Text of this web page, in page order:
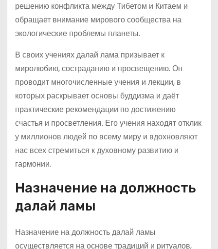
решению конфликта между Тибетом и Китаем и
обращает внимание мирового сообщества на
экологические проблемы планеты.
В своих учениях далай лама призывает к
миролюбию, состраданию и просвещению. Он
проводит многочисленные учения и лекции, в
которых раскрывает основы буддизма и даёт
практические рекомендации по достижению
счастья и просветления. Его учения находят отклик
у миллионов людей по всему миру и вдохновляют
нас всех стремиться к духовному развитию и
гармонии.
Назначение на должность
далай ламы
Назначение на должность далай ламы
осуществляется на основе традиций и ритуалов,